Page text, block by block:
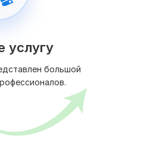
услугу
большой